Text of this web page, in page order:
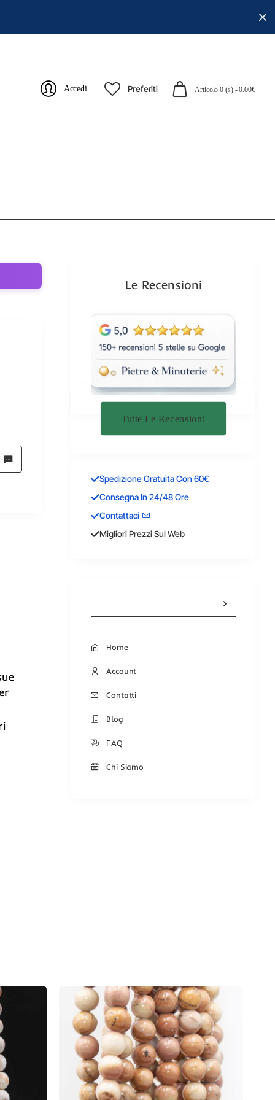
Accedi Preferiti Articolo 0 (s) - 0.00€
Le Recensioni
Tutte Le Recensioni
Spedizione Gratuita Con 60€
Consegna In 24/48 Ore
Contattaci
Migliori Prezzi Sul Web
Home
Account
Contatti
Blog
FAQ
Chi Siamo